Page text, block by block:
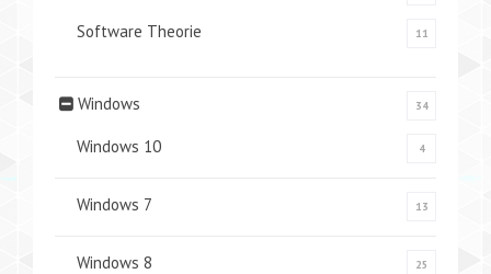
Software Theorie 11
Windows 34
Windows 10 4
Windows 7 13
Windows 8 25